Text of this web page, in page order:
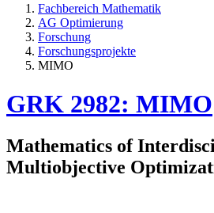
Fachbereich Mathematik
AG Optimierung
Forschung
Forschungsprojekte
MIMO
GRK 2982: MIMO
Mathematics of
Multiobjective